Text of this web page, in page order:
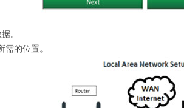
。
的位置。